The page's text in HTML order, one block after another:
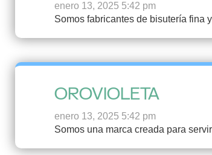
enero 13, 2025 5:42 pm
Somos fabricantes de bisutería fina
OROVIOLETA
enero 13, 2025 5:42 pm
Somos una marca creada para